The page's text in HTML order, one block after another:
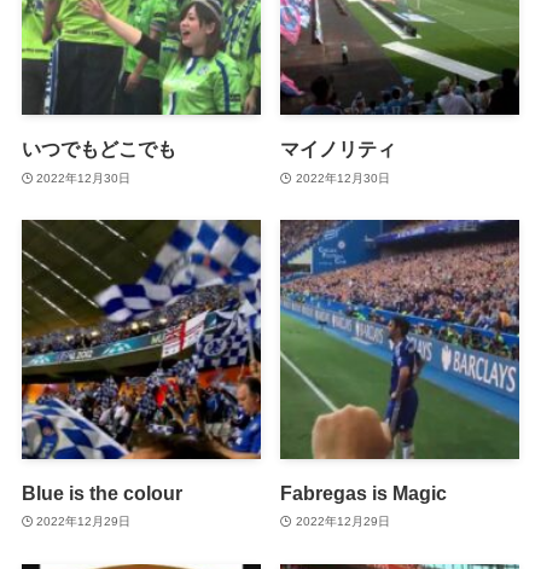
いつでもどこでも
2022年12月30日
マイノリティ
2022年12月30日
Blue is the colour
2022年12月29日
Fabregas is Magic
2022年12月29日